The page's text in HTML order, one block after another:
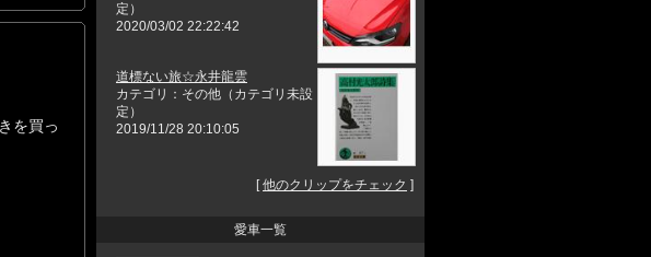
を買っ
定）
2020/03/02 22:22:42
道標ない旅☆永井龍雲
カテゴリ：その他（カテゴリ未設
定）
2019/11/28 20:10:05
[他のクリップをチェック ]
愛車一覧